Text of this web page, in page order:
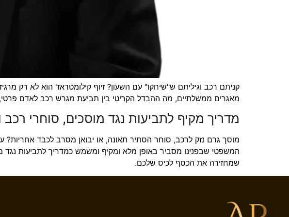
קניתם רכב וגיליתם ש"שיחקו" עם השעון? זיוף קילומטראז' הוא לא רק
מאגרים ממשלתיים, מה ההבדל הקריטי בין תביעת מגרש רכב לאדם פרטי,
מדריך מקיף לתביעות נגד מוסכים, סוחרי רכב
מוסך גרם נזק לרכב, סוחר הסתיר תאונה, או יבואן מסרב לכבד
המשפטי שבפנינו מסביר באופן מלא ומקיף ומשמש כמדריך לתביעות נגד
שמחזירה את הכסף לכיס שלכם.